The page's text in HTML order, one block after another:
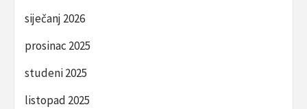
siječanj 2026
prosinac 2025
studeni 2025
listopad 2025